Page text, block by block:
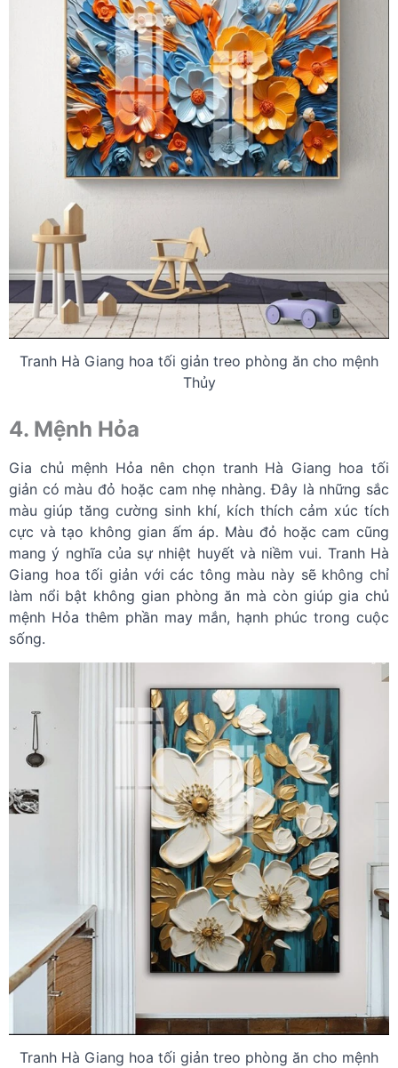
Tranh Hà Giang hoa tối giản treo phòng ăn cho mệnh
Thủy
4. Mệnh Hỏa
Gia chủ mệnh Hỏa nên chọn tranh Hà Giang hoa tối
giản có màu đỏ hoặc cam nhẹ nhàng. Đây là những sắc
màu giúp tăng cường sinh khí, kích thích cảm xúc tích
cực và tạo không gian ấm áp. Màu đỏ hoặc cam cũng
mang ý nghĩa của sự nhiệt huyết và niềm vui. Tranh Hà
Giang hoa tối giản với các tông màu này sẽ không chỉ
làm nổi bật không gian phòng ăn mà còn giúp gia chủ
mệnh Hỏa thêm phần may mắn, hạnh phúc trong cuộc
sống.
Tranh Hà Giang hoa tối giản treo phòng ăn cho mệnh